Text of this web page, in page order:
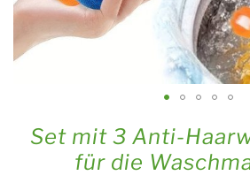
Anfang
Set mit 3 Anti-
für die